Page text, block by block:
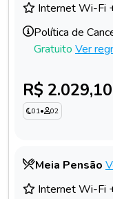
Internet Wi-Fi
Política de
Gratuito Ver
R$ 2.029,10
01• 02
Meia Pensão
Internet Wi-Fi